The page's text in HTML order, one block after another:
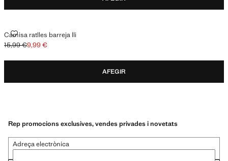
Camisa ratlles barreja lli
CAMISA RATLLES BARREJA LLI
Preu inicial ratllat [15,99 € ]
15,99 €
Preu actual [9,99 € ]
9,99 €
AFEGIR
Rep promocions exclusives, vendes privades i novetats
Adreça electrònica